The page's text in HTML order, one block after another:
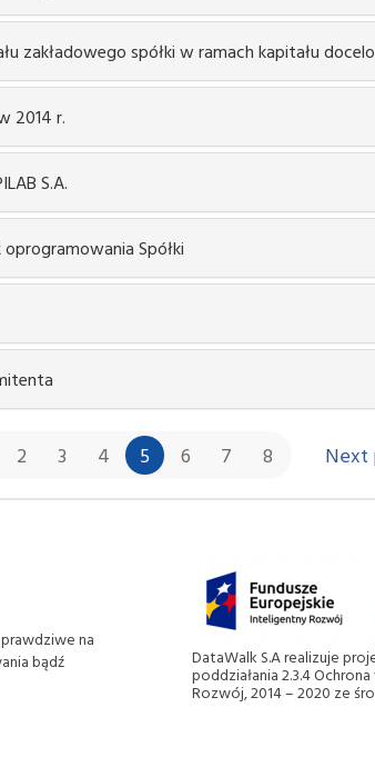
zakładowego spółki w ramach kapitału
2014 r.
S.A.
Spółki
2 3 4 5 6 7 8 Next
na
bądź
DataWalk S.A realizuje
poddziałania 2.3.4
Rozwój, 2014 – 2020 ze